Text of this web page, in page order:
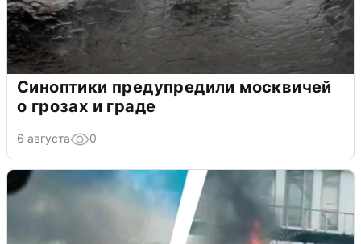
Синоптики предупредили москвичей
о грозах и граде
6 августа 0